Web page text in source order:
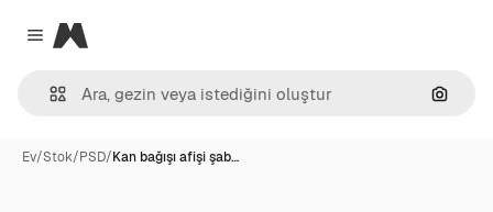
Close menu
Magnific
Ev/Stok/PSD/Kan bağışı afişi şab…